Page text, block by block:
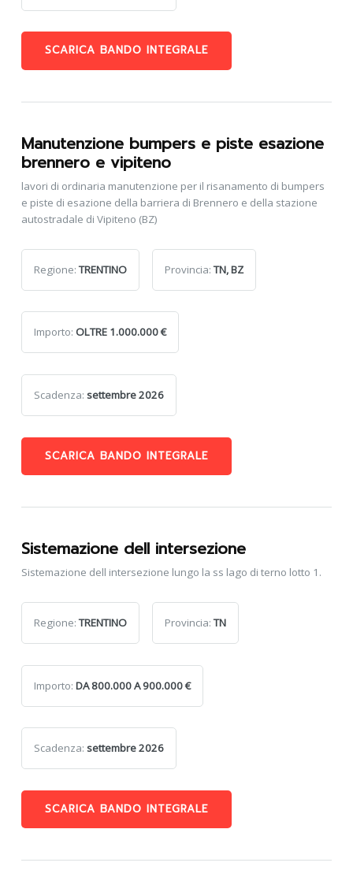
SCARICA BANDO INTEGRALE
Manutenzione bumpers e piste esazione
brennero e vipiteno
lavori di ordinaria manutenzione per il risanamento di bumpers
e piste di esazione della barriera di Brennero e della stazione
autostradale di Vipiteno (BZ)
Regione:TRENTINO Provincia:TN, BZ
Importo: OLTRE 1.000.000 €
Scadenza: settembre 2026
SCARICA BANDO INTEGRALE
Sistemazione dell intersezione
Sistemazione dell intersezione lungo la ss lago di terno lotto 1.
Regione:TRENTINO Provincia:TN
Importo: DA 800.000 A 900.000 €
Scadenza: settembre 2026
SCARICA BANDO INTEGRALE